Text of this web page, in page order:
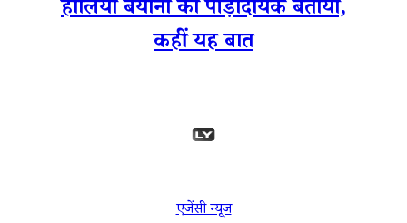
हालिया बयानों को पीड़ादायक बताया,
कहीं यह बात
एजेंसी न्यूज